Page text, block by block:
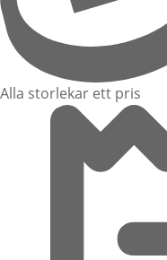
Alla storlekar ett pris